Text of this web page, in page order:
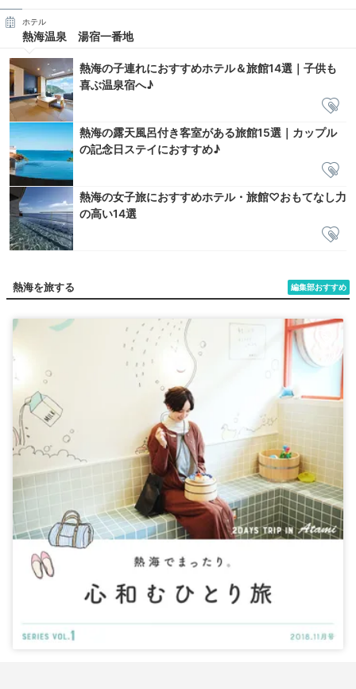
ホテル
熱海温泉 湯宿一番地
熱海の子連れにおすすめホテル＆旅館14選｜子供も
喜ぶ温泉宿へ♪
熱海の露天風呂付き客室がある旅館15選｜カップル
の記念日ステイにおすすめ♪
熱海の女子旅におすすめホテル・旅館♡おもてなし力
の高い14選
編集部おすすめ
熱海を旅する